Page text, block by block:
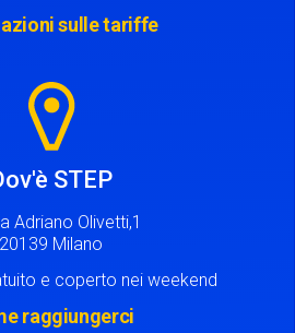
sulle tariffe
STEP
Adriano Olivetti,1
20139 Milano
e coperto nei weekend
raggiungerci